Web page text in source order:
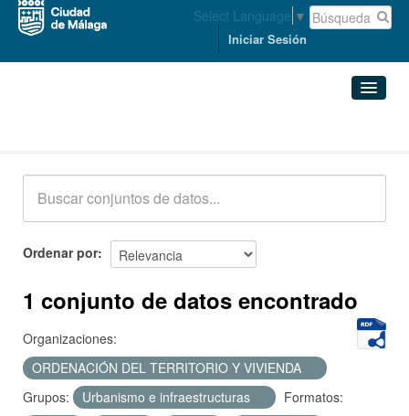
Select Language ▼
Iniciar Sesión
Acerca de
Ordenar por
1 conjunto de datos encontrado
Organizaciones:
ORDENACIÓN DEL TERRITORIO Y VIVIENDA
Grupos:
Urbanismo e infraestructuras
Formatos: